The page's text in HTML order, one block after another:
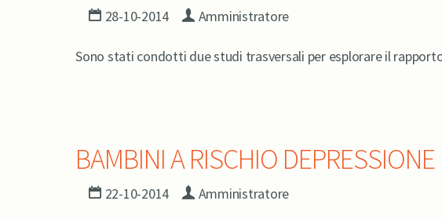
28-10-2014 Amministratore
Sono stati condotti due studi trasversali per esplorare il
BAMBINI A RISCHIO
22-10-2014 Amministratore